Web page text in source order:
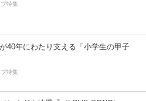
特集
40年にわたり支える「小学生の甲子
特集